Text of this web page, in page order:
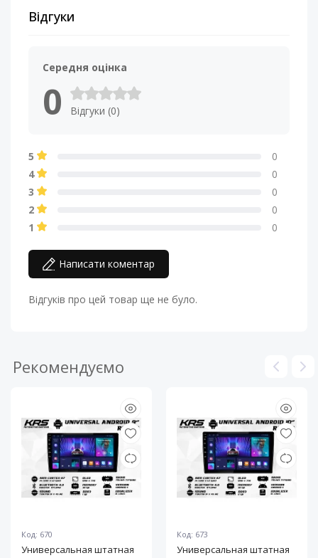
Відгуки
Середня оцінка
0 Відгуки (0)
5
0
4
0
3
0
2
0
1
0
Написати коментар
Відгуків про цей товар ще не було.
Рекомендуємо
Код: 670
Универсальная штатная
Код: 673
Универсальная штатная